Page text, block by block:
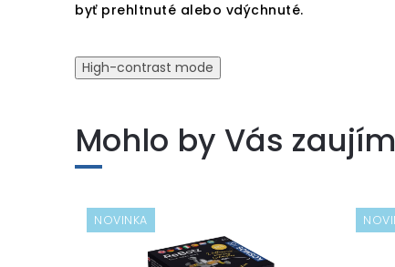
byť prehltnuté alebo vdýchnuté.
High-contrast mode
Mohlo by Vás
NOVINKA